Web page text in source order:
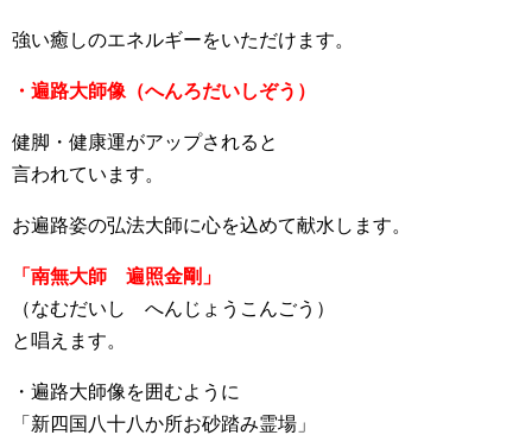
強い癒しのエネルギーをいただけます。
・遍路大師像（へんろだいしぞう）
健脚・健康運がアップされると
言われています。
お遍路姿の弘法大師に心を込めて献水します。
「南無大師 遍照金剛」
（なむだいし へんじょうこんごう）
と唱えます。
・遍路大師像を囲むように
「新四国八十八か所お砂踏み霊場」